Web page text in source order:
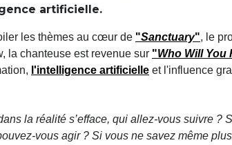
artificielle.
les thèmes au cœur de "Sanctuary", le
la chanteuse est revenue sur "Who Will You
l'intelligence artificielle et l'influence
la réalité s’efface, qui allez-vous suivre ?
vous agir ? Si vous ne savez même